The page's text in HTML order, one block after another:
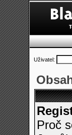
Uživatel:
Proč